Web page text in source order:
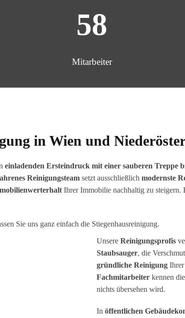
58
Mitarbeiter
in Wien und
einladenden Ersteindruck mit einer sauberen Treppe
Reinigungsteam setzt ausschließlich modernste
Ihrer Immobilie nachhaltig zu steigern.
Sie uns ganz einfach die Stiegenhausreinigung.
Unsere Reinigungsprofis
Staubsauger, die
gründliche Reinigung
Fachmitarbeiter kennen die
nichts übersehen wird.
In öffentlichen